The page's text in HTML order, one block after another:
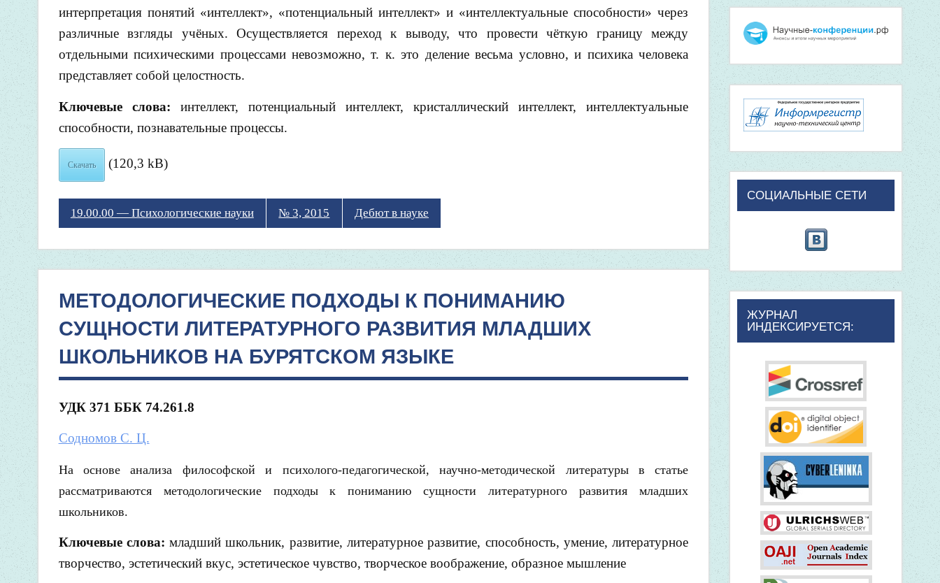
интерпретация понятий «интеллект», «потенциальный интеллект» и «интеллектуальные способности» через
различные взгляды учёных. Осуществляется переход к выводу, что провести чёткую границу между
отдельными психическими процессами невозможно, т. к. это деление весьма условно, и психика человека
представляет собой целостность.
Ключевые слова: интеллект, потенциальный интеллект, кристаллический интеллект, интеллектуальные
способности, познавательные процессы.
Скачать (120,3 kB)
19.00.00 — Психологические науки № 3, 2015 Дебют в науке
МЕТОДОЛОГИЧЕСКИЕ ПОДХОДЫ К ПОНИМАНИЮ
СУЩНОСТИ ЛИТЕРАТУРНОГО РАЗВИТИЯ МЛАДШИХ
ШКОЛЬНИКОВ НА БУРЯТСКОМ ЯЗЫКЕ
УДК 371 ББК 74.261.8
Содномов С. Ц.
На основе анализа философской и психолого-педагогической, научно-методической литературы в статье
рассматриваются методологические подходы к пониманию сущности литературного развития младших
школьников.
Ключевые слова:младший школьник, развитие, литературное развитие, способность, умение, литературное
творчество, эстетический вкус, эстетическое чувство, творческое воображение, образное мышление
СОЦИАЛЬНЫЕ СЕТИ
ЖУРНАЛ
ИНДЕКСИРУЕТСЯ: